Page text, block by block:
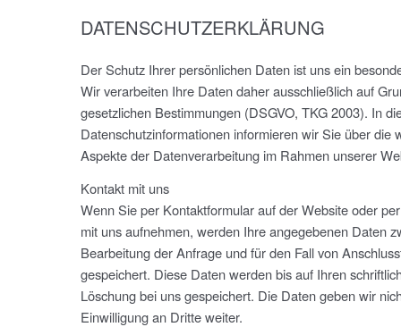
DATENSCHUTZERKLÄRUNG
Der Schutz Ihrer persönlichen Daten ist uns ein
Wir verarbeiten Ihre Daten daher ausschließlich auf
gesetzlichen Bestimmungen (DSGVO, TKG 2003). In
Datenschutzinformationen informieren wir Sie über die
Aspekte der Datenverarbeitung im Rahmen unserer
Kontakt mit uns
Wenn Sie per Kontaktformular auf der Website oder
mit uns aufnehmen, werden Ihre angegebenen Daten
Bearbeitung der Anfrage und für den Fall von
gespeichert. Diese Daten werden bis auf Ihren
Löschung bei uns gespeichert. Die Daten geben wir
Einwilligung an Dritte weiter.